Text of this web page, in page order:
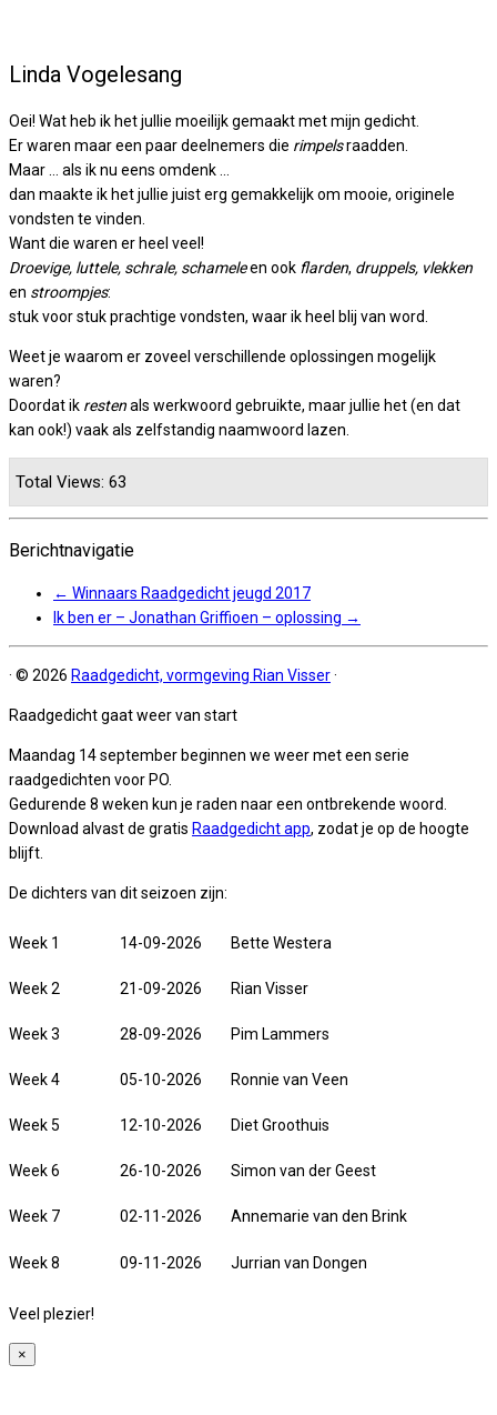
Linda Vogelesang
Oei! Wat heb ik het jullie moeilijk gemaakt met mijn gedicht.
Er waren maar een paar deelnemers die rimpelsraadden.
Maar … als ik nu eens omdenk …
dan maakte ik het jullie juist erg gemakkelijk om mooie, originele
vondsten te vinden.
Want die waren er heel veel!
Droevige, luttele, schrale, schameleen ook flarden, druppels, vlekken
en stroompjes:
stuk voor stuk prachtige vondsten, waar ik heel blij van word.
Weet je waarom er zoveel verschillende oplossingen mogelijk
waren?
Doordat ik restenals werkwoord gebruikte, maar jullie het (en dat
kan ook!) vaak als zelfstandig naamwoord lazen.
Total Views: 63
Berichtnavigatie
← Winnaars Raadgedicht jeugd 2017
Ik ben er – Jonathan Griffioen – oplossing →
· © 2026 Raadgedicht, vormgeving Rian Visser·
Raadgedicht gaat weer van start
Maandag 14 september beginnen we weer met een serie
raadgedichten voor PO.
Gedurende 8 weken kun je raden naar een ontbrekende woord.
Download alvast de gratis Raadgedicht app, zodat je op de hoogte
blijft.
De dichters van dit seizoen zijn:
Week 1 14-09-2026 Bette Westera
Week 2 21-09-2026 Rian Visser
Week 3 28-09-2026 Pim Lammers
Week 4 05-10-2026 Ronnie van Veen
Week 5 12-10-2026 Diet Groothuis
Week 6 26-10-2026 Simon van der Geest
Week 7 02-11-2026 Annemarie van den Brink
Week 8 09-11-2026 Jurrian van Dongen
Veel plezier!
×